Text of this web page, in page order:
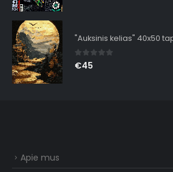
"Auksinis kelias" 40x50
0out of 5
€45
Apie mus